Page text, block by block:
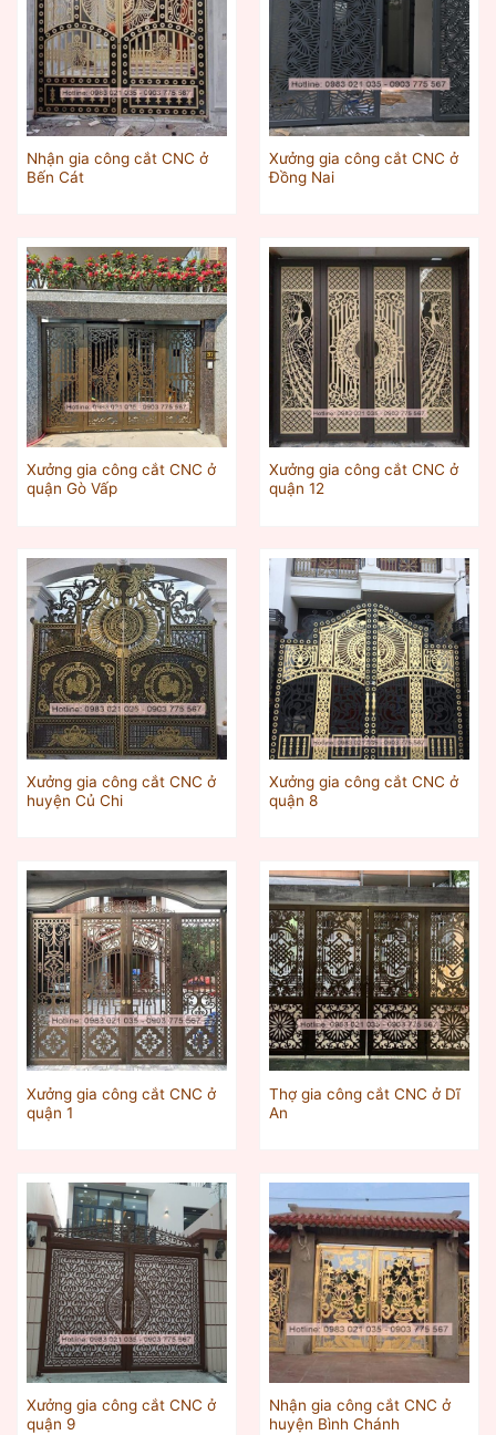
Nhận gia công cắt CNC ở
Bến Cát
Xưởng gia công cắt CNC ở
Đồng Nai
Xưởng gia công cắt CNC ở
quận Gò Vấp
Xưởng gia công cắt CNC ở
quận 12
Xưởng gia công cắt CNC ở
huyện Củ Chi
Xưởng gia công cắt CNC ở
quận 8
Xưởng gia công cắt CNC ở
quận 1
Thợ gia công cắt CNC ở Dĩ
An
Xưởng gia công cắt CNC ở
quận 9
Nhận gia công cắt CNC ở
huyện Bình Chánh